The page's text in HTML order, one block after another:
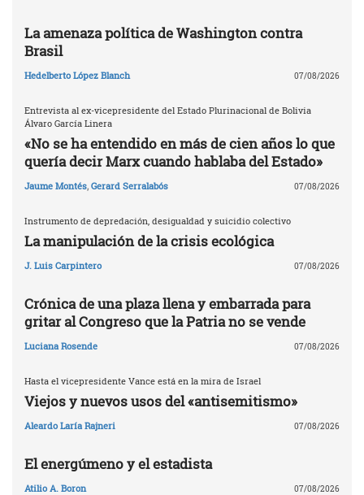
La amenaza política de Washington contra
Brasil
Hedelberto López Blanch 07/08/2026
Entrevista al ex-vicepresidente del Estado Plurinacional de Bolivia
Álvaro García Linera
«No se ha entendido en más de cien años lo que
quería decir Marx cuando hablaba del Estado»
Jaume Montés, Gerard Serralabós 07/08/2026
Instrumento de depredación, desigualdad y suicidio colectivo
La manipulación de la crisis ecológica
J. Luis Carpintero 07/08/2026
Crónica de una plaza llena y embarrada para
gritar al Congreso que la Patria no se vende
Luciana Rosende 07/08/2026
Hasta el vicepresidente Vance está en la mira de Israel
Viejos y nuevos usos del «antisemitismo»
Aleardo Laría Rajneri 07/08/2026
El energúmeno y el estadista
Atilio A. Boron 07/08/2026